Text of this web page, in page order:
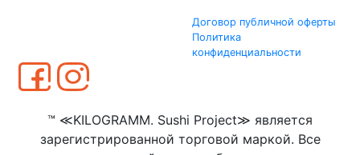
Договор публичной оферты
Политика
конфиденциальности
™ ≪KILOGRAMM. Sushi Project≫ является
зарегистрированной торговой маркой. Все